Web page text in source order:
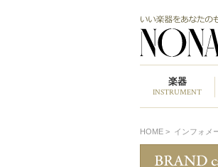
楽器
INSTRUMENT
HOME > インフォメ